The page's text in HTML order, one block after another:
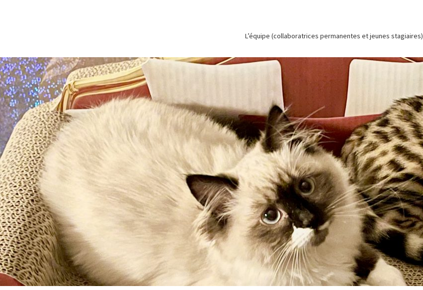
L’équipe (collaboratrices permanentes et jeunes stagiaires)